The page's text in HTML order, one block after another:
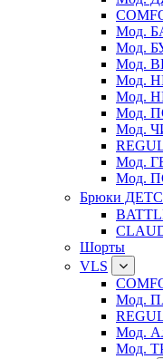
Мод.
Мод.
Мод.
Мод.
Мод.
Мод.
Мод.
Мод.
Мод.
Брюки
Шорты
VLS
Мод.
Мод.
Мод.